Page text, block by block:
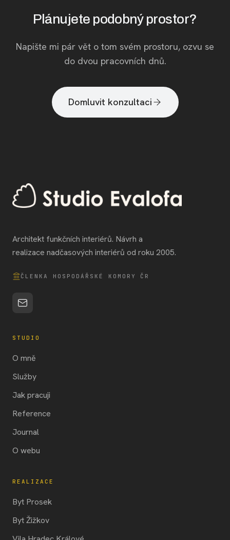
Plánujete podobný prostor?
Napište mi pár vět o tom svém prostoru, ozvu se
do dvou pracovních dnů.
Domluvit konzultaci
Architekt funkčních interiérů. Návrh a
realizace nadčasových interiérů od roku 2005.
ČLENKA HOSPODÁŘSKÉ KOMORY ČR
STUDIO
O mně
Služby
Jak pracuji
Reference
Journal
O webu
REALIZACE
Byt Prosek
Byt Žižkov